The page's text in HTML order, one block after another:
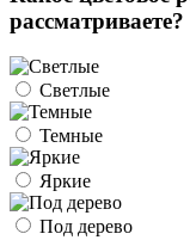
рассматриваете?
Светлые
Темные
Яркие
Под дерево